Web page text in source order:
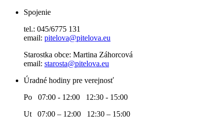
Spojenie
tel.: 045/6775 131
email: pitelova@pitelova.eu
Starostka obce: Martina Záhorcová
email: starosta@pitelova.eu
Úradné hodiny pre verejnosť
Po 07:00 - 12:00 12:30 - 15:00
Ut 07:00 – 12:00 12:30 – 15:00